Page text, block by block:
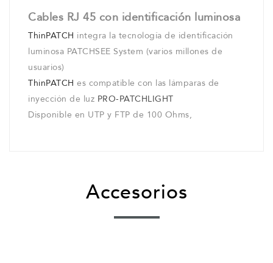
Cables RJ 45 con identificación luminosa
ThinPATCH integra la tecnología de identificación
luminosa PATCHSEE System (varios millones de
usuarios)
ThinPATCH es compatible con las lámparas de
inyección de luz PRO-PATCHLIGHT
Disponible en UTP y FTP de 100 Ohms,
Accesorios